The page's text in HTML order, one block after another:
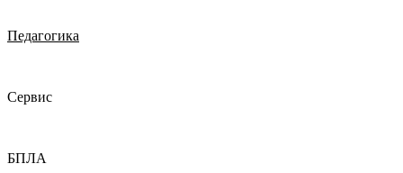
Педагогика
Сервис
БПЛА